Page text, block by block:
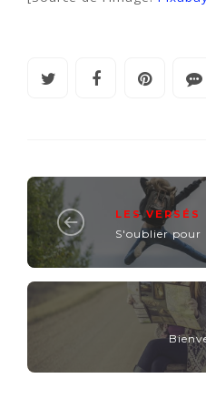
LES VERSÉS
S'oublier pour